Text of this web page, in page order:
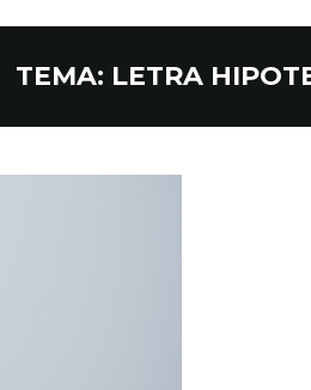
TEMA: LETRA